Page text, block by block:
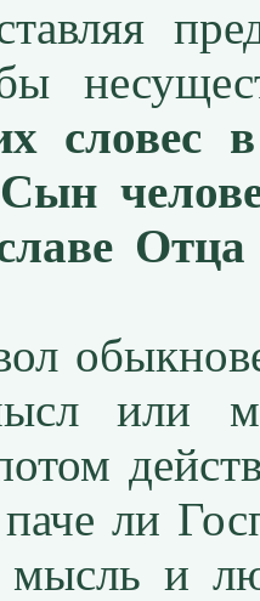
словес
или
ли
мысль и